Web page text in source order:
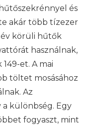
és
akár több tízezer
év körüli hűtők
használnak,
et. A mai
töltet mosásához
Az
a különbség. Egy
fogyaszt, mint